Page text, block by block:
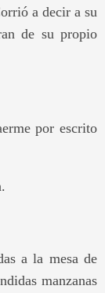
a decir a su
de su propio
por escrito
a la mesa de
manzanas